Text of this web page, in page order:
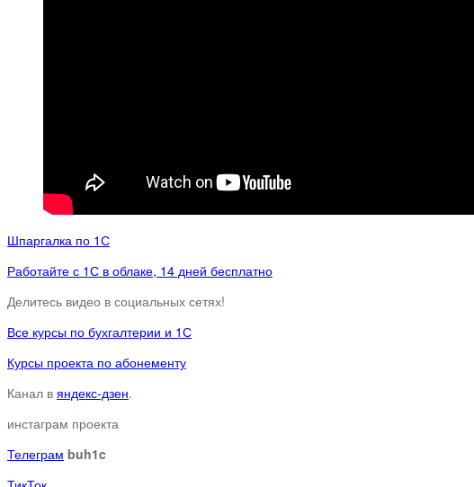
Шпаргалка по 1С
Работайте с 1С в облаке, 14 дней бесплатно
Делитесь видео в социальных сетях!
Все курсы по бухгалтерии и 1С
Курсы проекта по абонементу
Канал в яндекс-дзен.
инстаграм проекта
Телеграм buh1c